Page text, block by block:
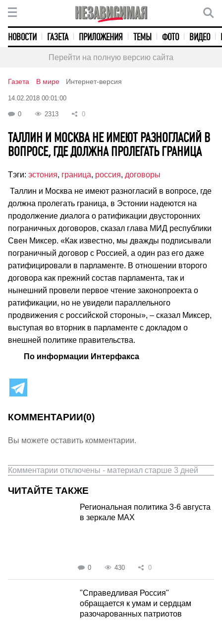
НОВОСТИ ГАЗЕТА ПРИЛОЖЕНИЯ ТЕМЫ ФОТО ВИДЕО
Перейти на полную версию сайта
Газета В мире Интернет-версия
14.02.2018 00:01:00
0 2313 0
ТАЛЛИН И МОСКВА НЕ ИМЕЮТ РАЗНОГЛАСИЙ В
ВОПРОСЕ, ГДЕ ДОЛЖНА ПРОЛЕГАТЬ ГРАНИЦА
Тэги: эстония, граница, россия, договоры
Таллин и Москва не имеют разногласий в вопросе, где
должна пролегать граница, в Эстонии надеются на
продолжение диалога о ратификации двусторонних
пограничных договоров, сказал глава МИД республики
Свен Миксер. «Как известно, мы дважды подписывали
пограничный договор с Россией, а один раз его даже
ратифицировали в парламенте. В отношении второго
договора как прежний состав парламента, так и
нынешний провели первое чтение законопроекта о
ратификации, но не увидели параллельного
продвижения с российской стороны», – сказал Миксер,
выступая во вторник в парламенте с докладом о
внешней политике правительства.
По информации Интерфакса
КОММЕНТАРИИ(0)
Вы можете оставить комментарии.
Комментарии отключены - материал старше 3 дней
ЧИТАЙТЕ ТАКЖЕ
Региональная политика 3-6 августа
в зеркале MAX
0 430 0
"Справедливая Россия"
обращается к умам и сердцам
разочарованных патриотов